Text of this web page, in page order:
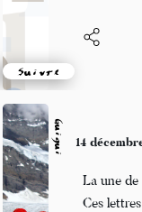
Suivre
Guigui 14
La une de
Ces